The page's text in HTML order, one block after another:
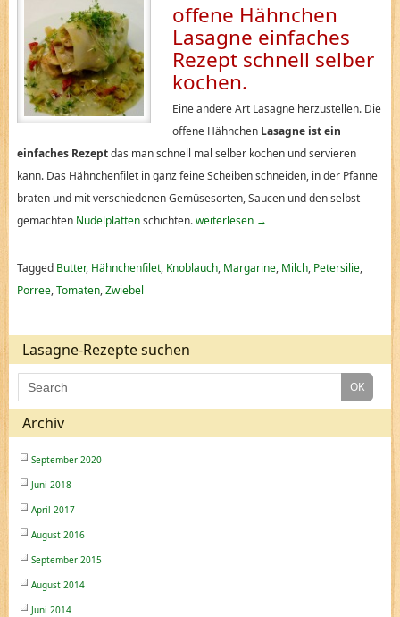
offene Hähnchen
Lasagne einfaches
Rezept schnell selber
kochen.
Eine andere Art Lasagne herzustellen. Die
offene HähnchenLasagne ist ein
einfaches Rezeptdas man schnell mal selber kochen und servieren
kann. Das Hähnchenfilet in ganz feine Scheiben schneiden, in der Pfanne
braten und mit verschiedenen Gemüsesorten, Saucen und den selbst
gemachten Nudelplattenschichten.weiterlesen →
Tagged Butter, Hähnchenfilet, Knoblauch, Margarine, Milch, Petersilie,
Porree,Tomaten,Zwiebel
Lasagne-Rezepte suchen
Archiv
September 2020
Juni 2018
April 2017
August 2016
September 2015
August 2014
Juni 2014